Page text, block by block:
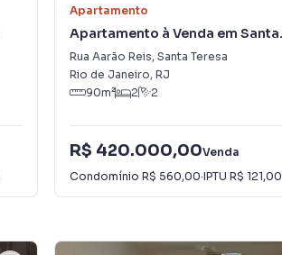
Apartamento
Apartamento à Venda em Santa
Teresa
Rua Aarão Reis, Santa Teresa
Rio de Janeiro, RJ
90m² 2 2
R$ 420.000,00Venda
Condomínio R$ 560,00·IPTU R$ 121,00